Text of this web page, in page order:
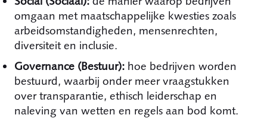
omgaan met maatschappelijke kwesties zoals
arbeidsomstandigheden, mensenrechten,
diversiteit en inclusie.
Governance (Bestuur): hoe bedrijven worden
bestuurd, waarbij onder meer vraagstukken
over transparantie, ethisch leiderschap en
naleving van wetten en regels aan bod komt.